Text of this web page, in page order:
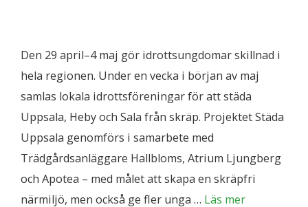
Den 29 april–4 maj gör idrottsungdomar skillnad i
hela regionen. Under en vecka i början av maj
samlas lokala idrottsföreningar för att städa
Uppsala, Heby och Sala från skräp. Projektet Städa
Uppsala genomförs i samarbete med
Trädgårdsanläggare Hallbloms, Atrium Ljungberg
och Apotea – med målet att skapa en skräpfri
närmiljö, men också ge fler unga … Läs mer